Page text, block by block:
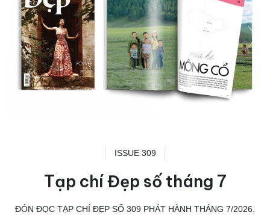
ISSUE 309
Tạp chí Đẹp số tháng 7
ĐÓN ĐỌC TẠP CHÍ ĐẸP SỐ 309 PHÁT HÀNH THÁNG 7/2026.